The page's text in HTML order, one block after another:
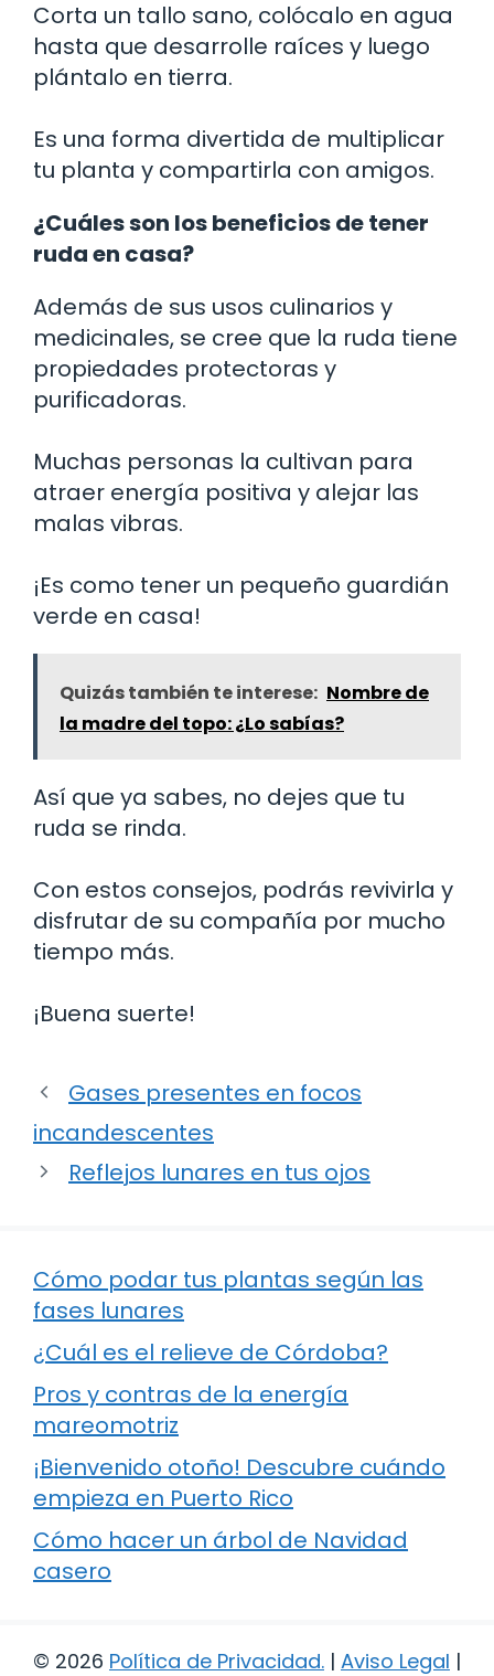
Corta un tallo sano, colócalo en agua
hasta que desarrolle raíces y luego
plántalo en tierra.
Es una forma divertida de multiplicar
tu planta y compartirla con amigos.
¿Cuáles son los beneficios de tener
ruda en casa?
Además de sus usos culinarios y
medicinales, se cree que la ruda tiene
propiedades protectoras y
purificadoras.
Muchas personas la cultivan para
atraer energía positiva y alejar las
malas vibras.
¡Es como tener un pequeño guardián
verde en casa!
Quizás también te interese: Nombre de
la madre del topo: ¿Lo sabías?
Así que ya sabes, no dejes que tu
ruda se rinda.
Con estos consejos, podrás revivirla y
disfrutar de su compañía por mucho
tiempo más.
¡Buena suerte!
Gases presentes en focos
incandescentes
Reflejos lunares en tus ojos
Cómo podar tus plantas según las
fases lunares
¿Cuál es el relieve de Córdoba?
Pros y contras de la energía
mareomotriz
¡Bienvenido otoño! Descubre cuándo
empieza en Puerto Rico
Cómo hacer un árbol de Navidad
casero
© 2026 Política de Privacidad. | Aviso Legal |